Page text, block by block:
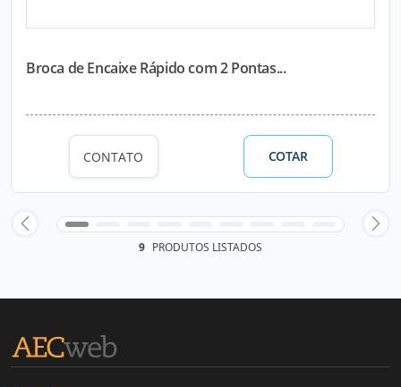
Broca de Encaixe Rápido com 2 Pontas...
CONTATO COTAR
9 PRODUTOS LISTADOS